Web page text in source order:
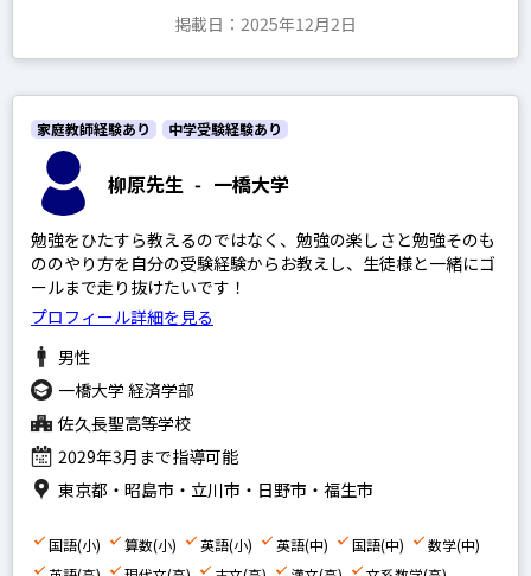
掲載日：2025年12月2日
柳原先生 - 一橋大学
家庭教師経験あり 中学受験経験あり
勉強をひたすら教えるのではなく、勉強の楽しさと勉強そのも
ののやり方を自分の受験経験からお教えし、生徒様と一緒にゴ
ールまで走り抜けたいです！
プロフィール詳細を見る
男性
一橋大学 経済学部
佐久長聖高等学校
2029年3月まで指導可能
東京都・昭島市・立川市・日野市・福生市
国語(小) 算数(小) 英語(小) 英語(中) 国語(中)
数学(中)